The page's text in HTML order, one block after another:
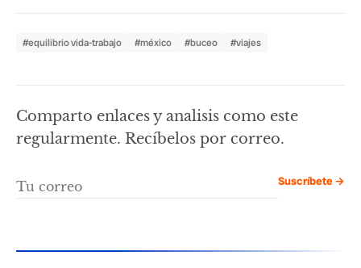
#equilibrio vida-trabajo #méxico #buceo #viajes
Comparto enlaces y analisis como este
regularmente. Recíbelos por correo.
Suscríbete →